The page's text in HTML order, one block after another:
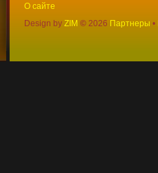
О сайте
Design by ZIM © 2026 Партнеры •